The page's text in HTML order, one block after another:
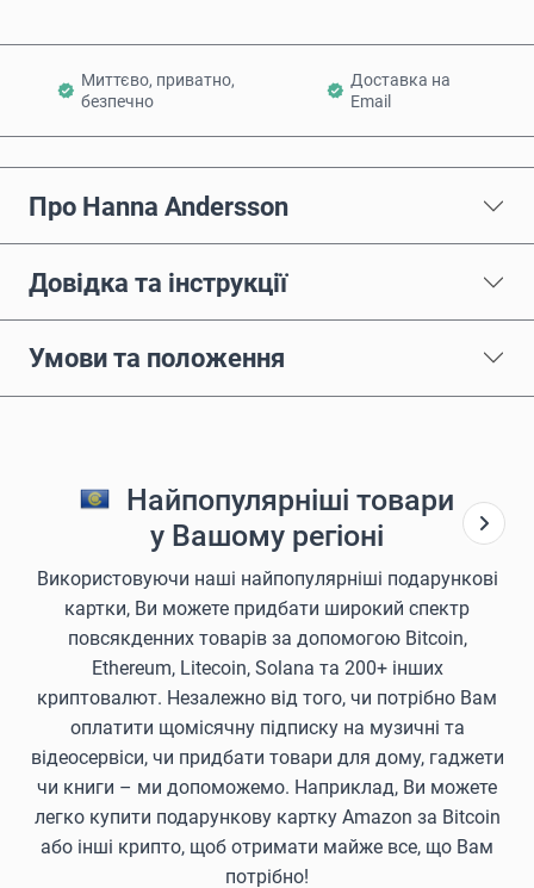
Миттєво, приватно,
безпечно
Доставка на
Email
Про Hanna Andersson
Довідка та інструкції
Умови та положення
Найпопулярніші товари
у Вашому регіоні
Використовуючи наші найпопулярніші подарункові
картки, Ви можете придбати широкий спектр
повсякденних товарів за допомогою Bitcoin,
Ethereum, Litecoin, Solana та 200+ інших
криптовалют. Незалежно від того, чи потрібно Вам
оплатити щомісячну підписку на музичні та
відеосервіси, чи придбати товари для дому, гаджети
чи книги – ми допоможемо. Наприклад, Ви можете
легко купити подарункову картку Amazon за Bitcoin
або інші крипто, щоб отримати майже все, що Вам
потрібно!